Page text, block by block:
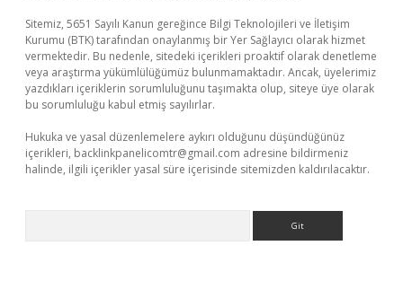
Sitemiz, 5651 Sayılı Kanun gereğince Bilgi Teknolojileri ve İletişim
Kurumu (BTK) tarafından onaylanmış bir Yer Sağlayıcı olarak hizmet
vermektedir. Bu nedenle, sitedeki içerikleri proaktif olarak denetleme
veya araştırma yükümlülüğümüz bulunmamaktadır. Ancak, üyelerimiz
yazdıkları içeriklerin sorumluluğunu taşımakta olup, siteye üye olarak
bu sorumluluğu kabul etmiş sayılırlar.
Hukuka ve yasal düzenlemelere aykırı olduğunu düşündüğünüz
içerikleri, backlinkpanelicomtr@gmail.com adresine bildirmeniz
halinde, ilgili içerikler yasal süre içerisinde sitemizden kaldırılacaktır.